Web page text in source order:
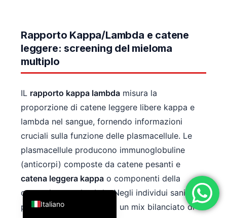
Rapporto Kappa/Lambda e catene
leggere: screening del mieloma
multiplo
IL rapporto kappa lambda misura la
proporzione di catene leggere libere kappa e
lambda nel sangue, fornendo informazioni
cruciali sulla funzione delle plasmacellule. Le
plasmacellule producono immunoglobuline
(anticorpi) composte da catene pesanti e
catena leggera kappa o componenti della
catena leggera lambda. Negli individui sani, le
plasmacellule producono un mix bilanciato di
Italiano
Deutsch
العربية
Français
עִבְרִית
Español
Ελληνικά
Türkçe
Română